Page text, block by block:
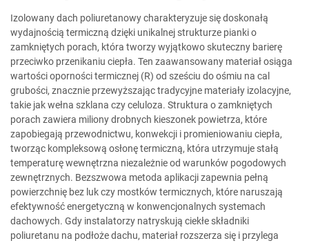
Izolowany dach poliuretanowy charakteryzuje się doskonałą
wydajnością termiczną dzięki unikalnej strukturze pianki o
zamkniętych porach, która tworzy wyjątkowo skuteczny barierę
przeciwko przenikaniu ciepła. Ten zaawansowany materiał osiąga
wartości oporności termicznej (R) od sześciu do ośmiu na cal
grubości, znacznie przewyższając tradycyjne materiały izolacyjne,
takie jak wełna szklana czy celuloza. Struktura o zamkniętych
porach zawiera miliony drobnych kieszonek powietrza, które
zapobiegają przewodnictwu, konwekcji i promieniowaniu ciepła,
tworząc kompleksową osłonę termiczną, która utrzymuje stałą
temperaturę wewnętrzna niezależnie od warunków pogodowych
zewnętrznych. Bezszwowa metoda aplikacji zapewnia pełną
powierzchnię bez luk czy mostków termicznych, które naruszają
efektywność energetyczną w konwencjonalnych systemach
dachowych. Gdy instalatorzy natryskują ciekłe składniki
poliuretanu na podłoże dachu, materiał rozszerza się i przylega